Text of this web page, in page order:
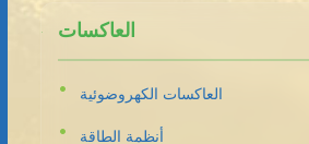
العاكسات
العاكسات الكهروضوئية
أنظمة الطاقة